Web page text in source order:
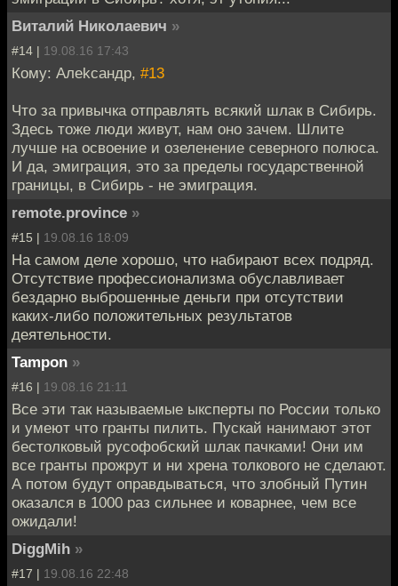
Виталий Николаевич »
#14 | 19.08.16 17:43
Кому: Алеkсандр, #13
Что за привычка отправлять всякий шлак в Сибирь.
Здесь тоже люди живут, нам оно зачем. Шлите
лучше на освоение и озеленение северного полюса.
И да, эмиграция, это за пределы государственной
границы, в Сибирь - не эмиграция.
remote.province »
#15 | 19.08.16 18:09
На самом деле хорошо, что набирают всех подряд.
Отсутствие профессионализма обуславливает
бездарно выброшенные деньги при отсутствии
каких-либо положительных результатов
деятельности.
Tampon »
#16 | 19.08.16 21:11
Все эти так называемые ыксперты по России только
и умеют что гранты пилить. Пускай нанимают этот
бестолковый русофобский шлак пачками! Они им
все гранты прожрут и ни хрена толкового не сделают.
А потом будут оправдываться, что злобный Путин
оказался в 1000 раз сильнее и коварнее, чем все
ожидали!
DiggMih »
#17 | 19.08.16 22:48